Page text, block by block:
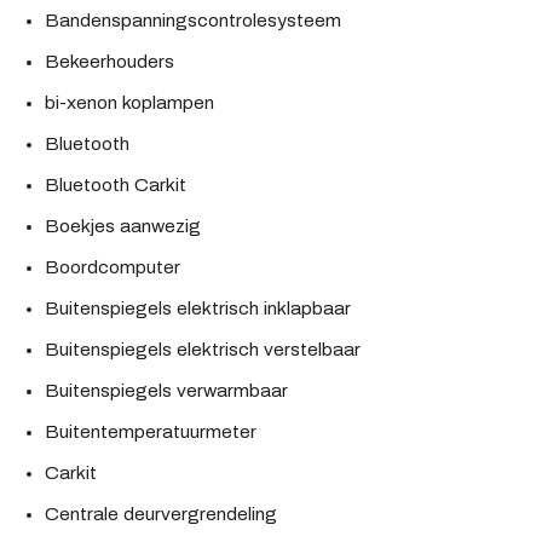
Bandenspanningscontrolesysteem
Bekeerhouders
bi-xenon koplampen
Bluetooth
Bluetooth Carkit
Boekjes aanwezig
Boordcomputer
Buitenspiegels elektrisch inklapbaar
Buitenspiegels elektrisch verstelbaar
Buitenspiegels verwarmbaar
Buitentemperatuurmeter
Carkit
Centrale deurvergrendeling